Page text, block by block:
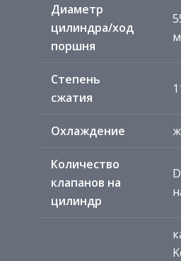
Диаметр
цилиндра/ход
поршня
Степень
сжатия
Охлаждение
Количество
клапанов на
цилиндр